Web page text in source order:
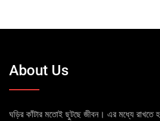
About Us
ঘড়ির কাঁটার মতোই ছুটছে জীবন। এর মধ্যে রাখতে